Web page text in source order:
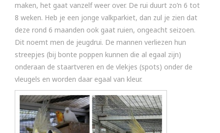
maken, het gaat vanzelf weer over. De rui duurt zo’n 6 tot
8 weken. Heb je een jonge valkparkiet, dan zul je zien dat
deze rond 6 maanden ook gaat ruien, ongeacht seizoen.
Dit noemt men de jeugdrui. De mannen verliezen hun
streepjes (bij bonte poppen kunnen die al egaal zijn)
onderaan de staartveren en de vlekjes (spots) onder de
vleugels en worden daar egaal van kleur.